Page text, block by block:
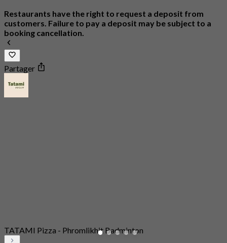
Restaurants have the right to request a deposit from
customers. Failure to pay a deposit may be subject to a
booking cancellation.
Partager
TATAMI Pizza - Phromlikhit Badminton